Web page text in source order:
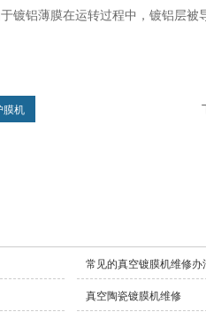
铝薄膜在运转过程中，镀铝层被
膜机
常见的真空镀膜机​维修办
真空陶瓷镀膜机维修